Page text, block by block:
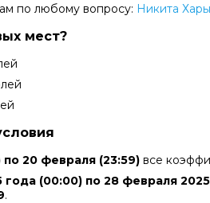
по любому вопросу: Никита
мест?
20 февраля (23:59) все
года (00:00) по 28 февраля
.